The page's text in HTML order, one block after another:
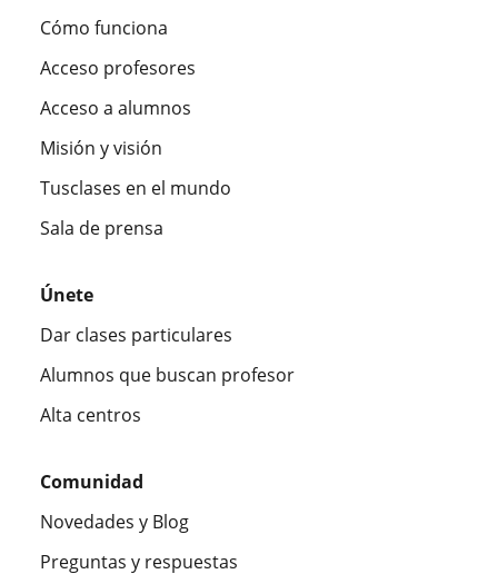
Cómo funciona
Acceso profesores
Acceso a alumnos
Misión y visión
Tusclases en el mundo
Sala de prensa
Únete
Dar clases particulares
Alumnos que buscan profesor
Alta centros
Comunidad
Novedades y Blog
Preguntas y respuestas